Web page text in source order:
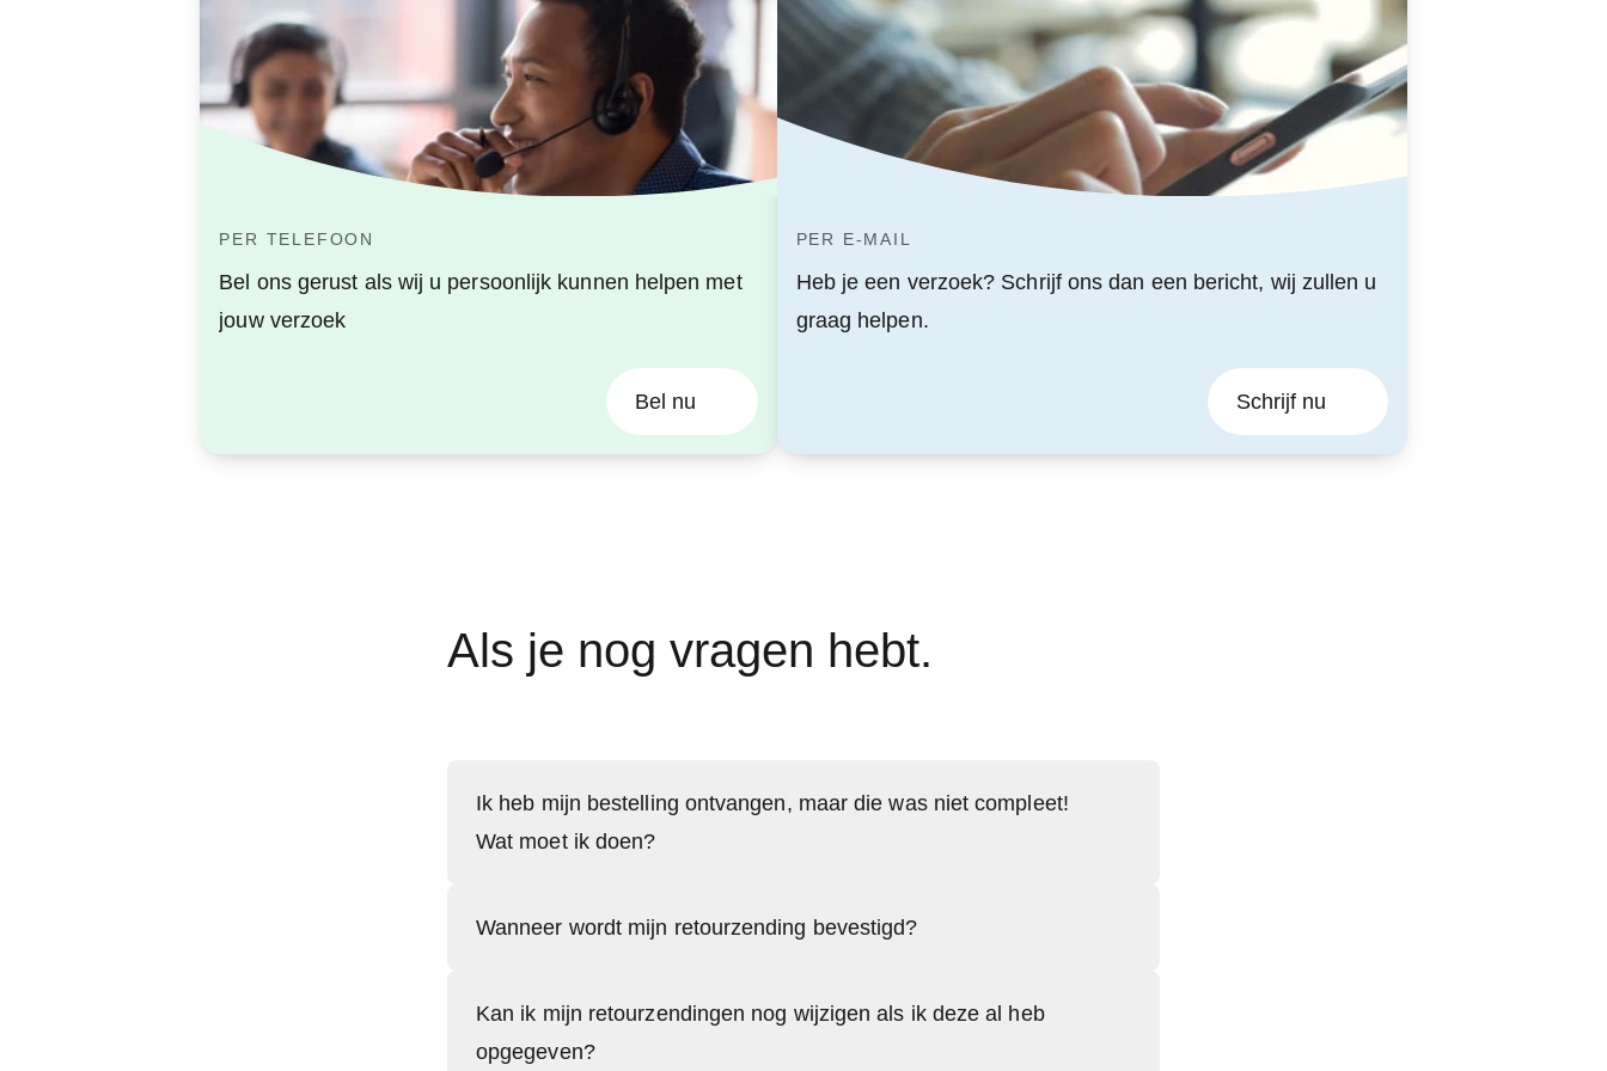
PER TELEFOON
Bel ons gerust als wij u persoonlijk kunnen helpen met
jouw verzoek
Bel nu
PER E-MAIL
Heb je een verzoek? Schrijf ons dan een bericht, wij zullen u
graag helpen.
Schrijf nu
Als je nog vragen hebt.
Ik heb mijn bestelling ontvangen, maar die was niet compleet!
Wat moet ik doen?
Wanneer wordt mijn retourzending bevestigd?
Kan ik mijn retourzendingen nog wijzigen als ik deze al heb
opgegeven?